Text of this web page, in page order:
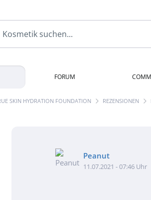
FORUM
SKIN HYDRATION FOUNDATION REZENSIONEN
Peanut
11.07.2021 - 07:46 Uhr